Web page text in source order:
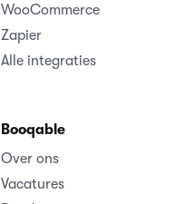
WooCommerce
Zapier
Alle integraties
Booqable
Over ons
Vacatures